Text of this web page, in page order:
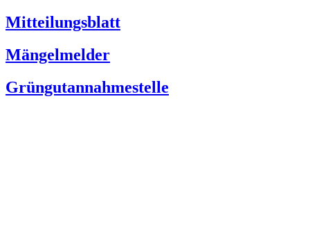
Mitteilungsblatt
Mängelmelder
Grüngutannahmestelle